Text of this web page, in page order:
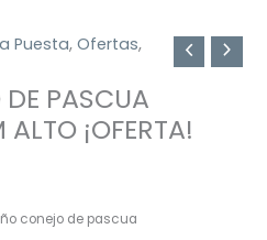
Puesta,Ofertas,
DE PASCUA
¡OFERTA!
actual
conejo de pascua